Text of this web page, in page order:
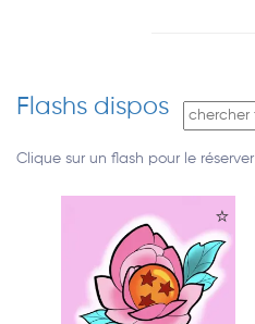
Flashs dispos
Clique sur un flash pour le réserver
⭐